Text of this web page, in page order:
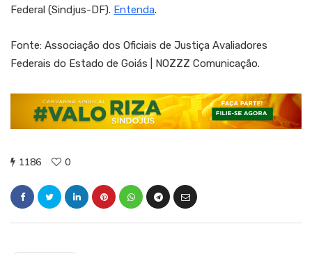
Federal (Sindjus-DF). Entenda.
Fonte: Associação dos Oficiais de Justiça Avaliadores
Federais do Estado de Goiás | NOZZZ Comunicação.
1186 0